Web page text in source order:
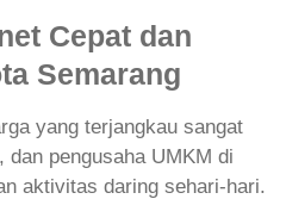
Cepat dan
Semarang
yang terjangkau sangat
dan pengusaha UMKM di
aktivitas daring sehari-hari.